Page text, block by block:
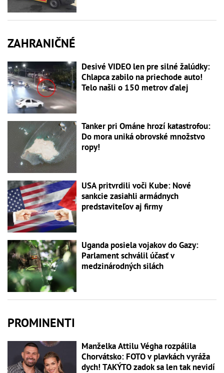
ZAHRANIČNÉ
Desivé VIDEO len pre silné žalúdky:
Chlapca zabilo na priechode auto!
Telo našli o 150 metrov ďalej
Tanker pri Ománe hrozí katastrofou:
Do mora uniká obrovské množstvo
ropy!
USA pritvrdili voči Kube: Nové
sankcie zasiahli armádnych
predstaviteľov aj firmy
Uganda posiela vojakov do Gazy:
Parlament schválil účasť v
medzinárodných silách
PROMINENTI
Manželka Attilu Végha rozpálila
Chorvátsko: FOTO v plavkách vyráža
dych! TAKÝTO zadok sa len tak nevidí